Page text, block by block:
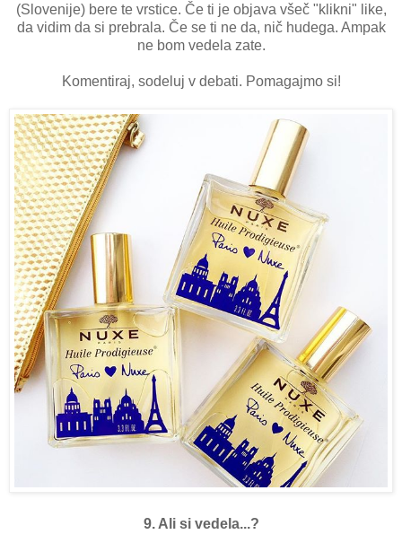
(Slovenije) bere te vrstice. Če ti je objava všeč "klikni" like,
da vidim da si prebrala. Če se ti ne da, nič hudega. Ampak
ne bom vedela zate.
Komentiraj, sodeluj v debati. Pomagajmo si!
9. Ali si vedela...?